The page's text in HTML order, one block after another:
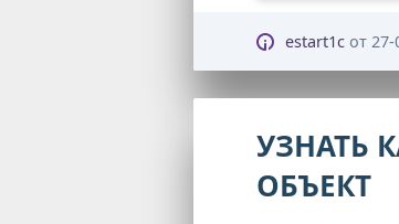
estart1cот 27-
УЗНАТЬ
ОБЪЕКТ